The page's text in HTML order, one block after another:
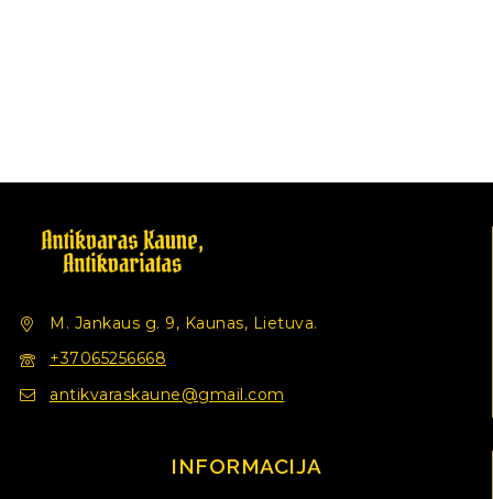
M. Jankaus g. 9, Kaunas, Lietuva.
+37065256668
antikvaraskaune@gmail.com
INFORMACIJA